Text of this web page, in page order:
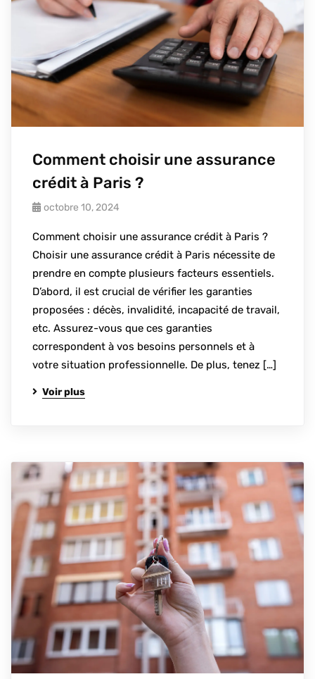
Comment choisir une assurance
crédit à Paris ?
octobre 10, 2024
Comment choisir une assurance crédit à Paris ?
Choisir une assurance crédit à Paris nécessite de
prendre en compte plusieurs facteurs essentiels.
D’abord, il est crucial de vérifier les garanties
proposées : décès, invalidité, incapacité de travail,
etc. Assurez-vous que ces garanties
correspondent à vos besoins personnels et à
votre situation professionnelle. De plus, tenez […]
Voir plus